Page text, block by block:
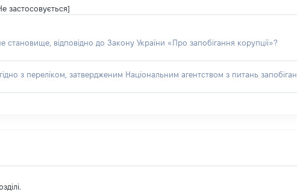
застосовується]
відповідно до Закону України «Про запобігання корупції»?
з переліком, затвердженим Національним агентством з питань